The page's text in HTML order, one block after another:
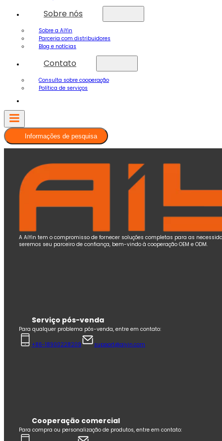
Sobre nós
Sobre a AiYin
Parceria com distribuidores
Blog e notícias
Contato
Consulta sobre cooperação
Política de serviços
Informações de pesquisa
A AiYin tem o compromisso de fornecer soluções completas para as
seremos seu parceiro de confiança, bem-vindo à cooperação OEM e ODM.
Serviço pós-venda
Para qualquer problema pós-venda, entre em contato:
+86-18900228209 support@aiyin.com
Cooperação comercial
Para compra ou personalização de produtos, entre em contato: